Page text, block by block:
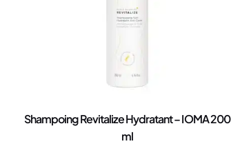
Shampoing Revitalize Hydratant – IOMA 200
ml